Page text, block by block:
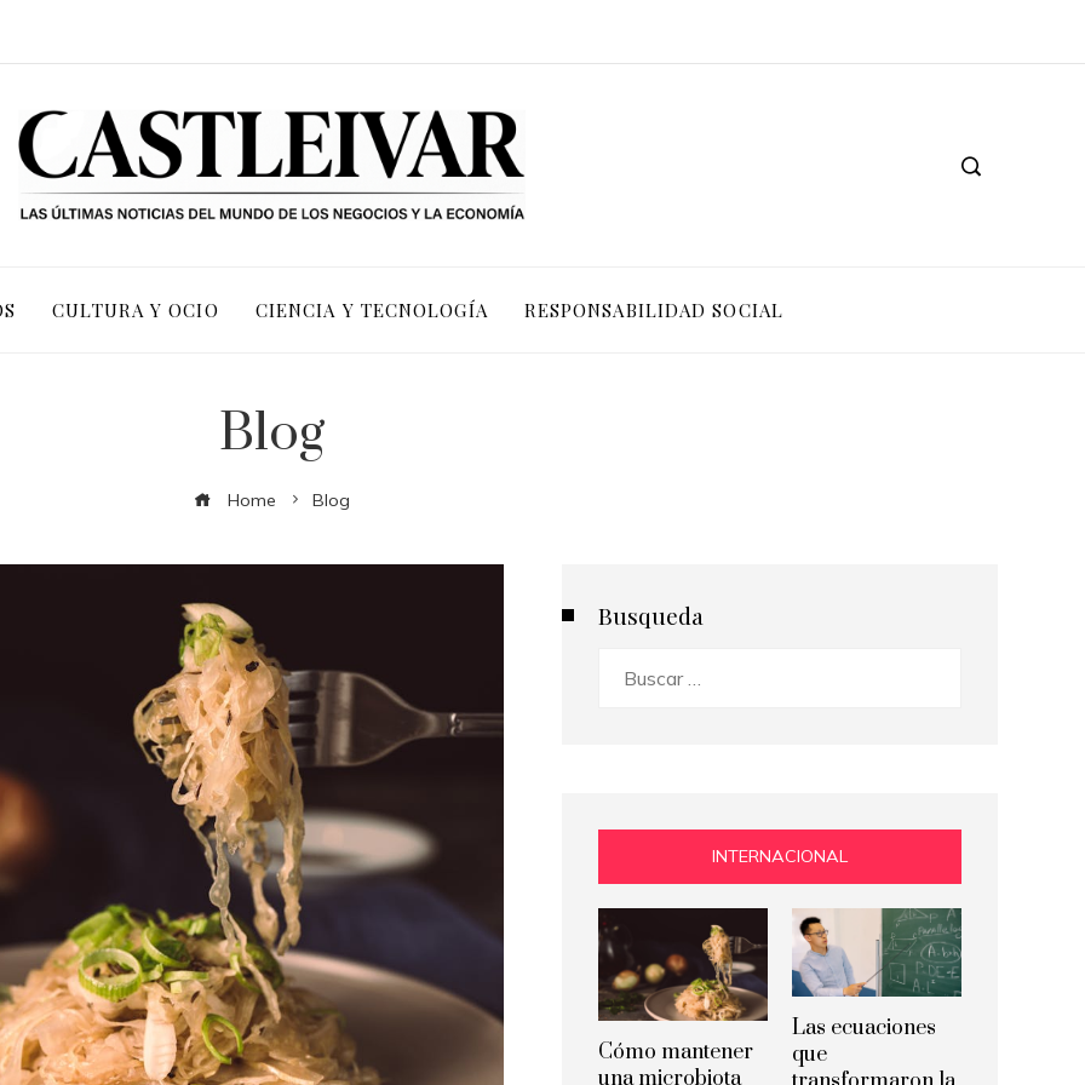
CULTURA Y OCIO CIENCIA Y TECNOLOGÍA RESPONSABILIDAD SOCIAL
Blog
Home Blog
Busqueda
INTERNACIONAL
Cómo mantener
una microbiota
Las ecuaciones
que